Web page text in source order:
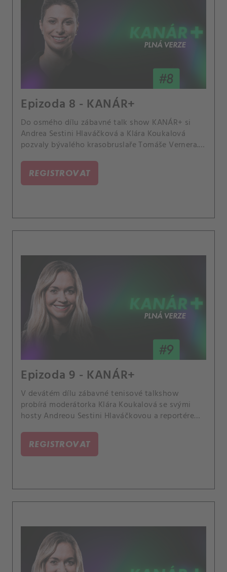
Epizoda 8 - KANÁR+
Do osmého dílu zábavné talk show KANÁR+ si
Andrea Sestini Hlaváčková a Klára Koukalová
pozvaly bývalého krasobruslaře Tomáše Vernera.
nadcházející Mistrovství světa v krasobruslení,
které se do Prahy vrací po 33 letech.
REGISTROVAT
Epizoda 9 - KANÁR+
V devátém dílu zábavné tenisové talkshow
probírá moderátorka Klára Koukalová se svými
hosty Andreou Sestini Hlaváčkovou a reportérem
Indian Wells a jeho rozdíly s Miami Open, druhým
dílem "Sunshine Double". Jaké jsou sportovní
celebrity zblízka? Jak tenis ovlivňují sázkaři a
REGISTROVAT